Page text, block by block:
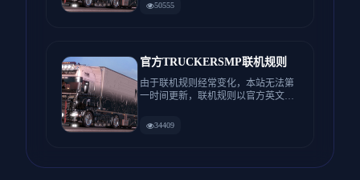
50555
官方TRUCKERSMP联机规则
由于联机规则经常变化，本站无法第
一时间更新，联机规则以官方英文规
34409